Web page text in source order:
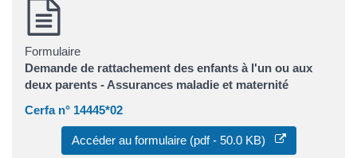
Formulaire
Demande de rattachement des enfants à l'un ou aux
deux parents - Assurances maladie et maternité
Cerfa n° 14445*02
Accéder au formulaire (pdf - 50.0 KB)